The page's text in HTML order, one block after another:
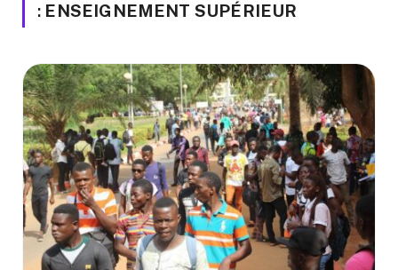
: ENSEIGNEMENT SUPÉRIEUR